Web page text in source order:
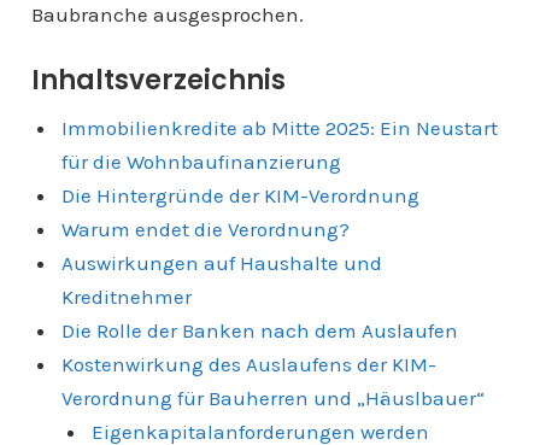
Baubranche ausgesprochen.
Inhaltsverzeichnis
Immobilienkredite ab Mitte 2025: Ein Neustart
für die Wohnbaufinanzierung
Die Hintergründe der KIM-Verordnung
Warum endet die Verordnung?
Auswirkungen auf Haushalte und
Kreditnehmer
Die Rolle der Banken nach dem Auslaufen
Kostenwirkung des Auslaufens der KIM-
Verordnung für Bauherren und „Häuslbauer“
Eigenkapitalanforderungen werden